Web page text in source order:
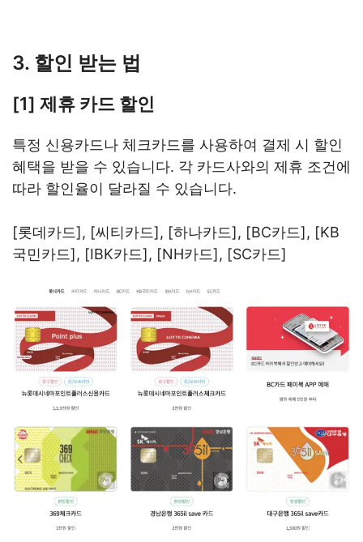
3. 할인 받는 법
[1] 제휴 카드 할인
특정 신용카드나 체크카드를 사용하여 결제 시 할인
혜택을 받을 수 있습니다. 각 카드사와의 제휴 조건에
따라 할인율이 달라질 수 있습니다.
[롯데카드], [씨티카드], [하나카드], [BC카드], [KB
국민카드], [IBK카드], [NH카드], [SC카드]